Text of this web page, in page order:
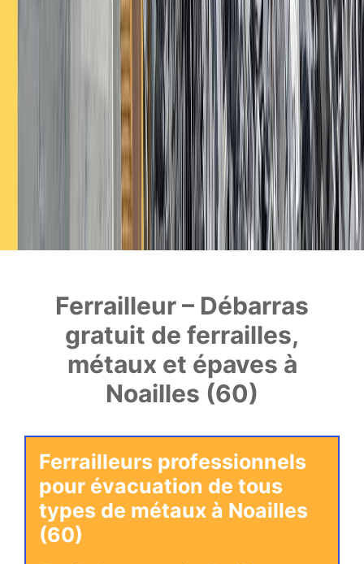
Ferrailleur – Débarras
gratuit de ferrailles,
métaux et épaves à
Noailles (60)
Ferrailleurs professionnels
pour évacuation de tous
types de métaux à Noailles
(60)